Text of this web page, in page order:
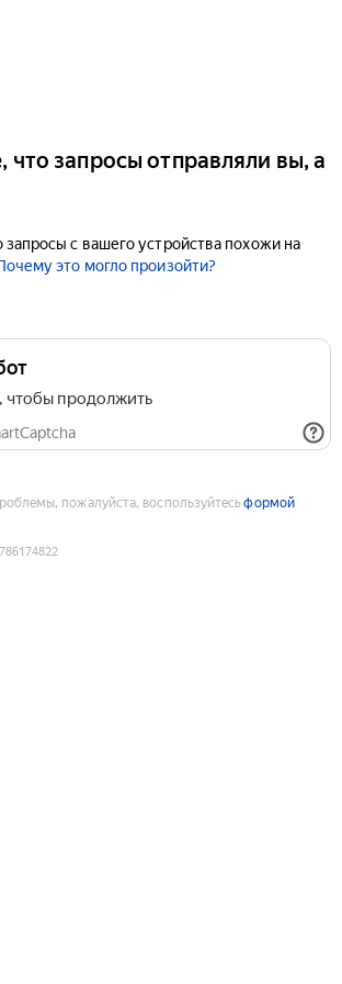
что запросы отправляли вы, а
с вашего устройства похожи на
это могло произойти?
продолжить
пожалуйста, воспользуйтесьформой